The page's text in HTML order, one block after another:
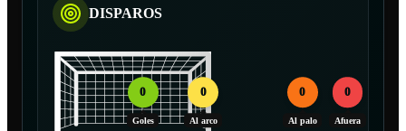
DISPAROS
0
Goles
0
Al arco
0
Al palo
0
Afuera